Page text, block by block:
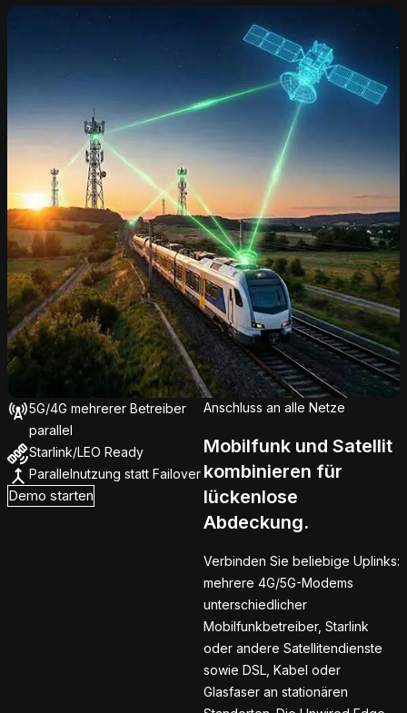
Anschluss an alle Netze
Mobilfunk und Satellit
kombinieren für
lückenlose
Abdeckung.
Verbinden Sie beliebige Uplinks:
mehrere 4G/5G-Modems
unterschiedlicher
Mobilfunkbetreiber, Starlink
oder andere Satellitendienste
sowie DSL, Kabel oder
Glasfaser an stationären
5G/4G mehrerer Betreiber
parallel
Starlink/LEO Ready
Parallelnutzung statt Failover
Demo starten